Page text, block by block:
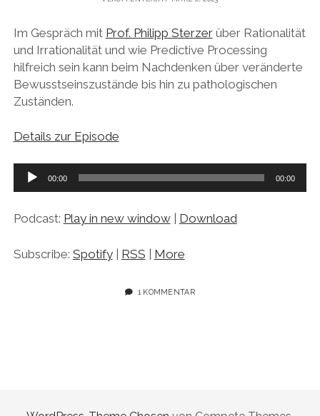
Im Gespräch mit Prof. Philipp Sterzerüber Rationalität
und Irrationalität und wie Predictive Processing
hilfreich sein kann beim Nachdenken über veränderte
Bewusstseinszustände bis hin zu pathologischen
Zuständen.
Details zur Episode
Audio-
00:00 00:00
Podcast: Play in new window| Download
Subscribe: Spotify| RSS | More
1 KOMMENTAR